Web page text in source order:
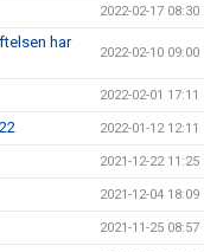
2022-02-17 08:30
har
2022-02-10 09:00
2022-02-01 17:11
2022-01-12 12:11
2021-12-22 11:25
2021-12-04 18:09
2021-11-25 08:57